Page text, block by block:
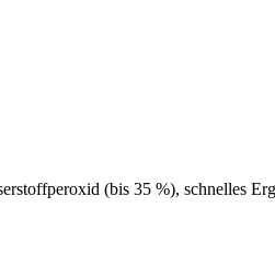
(bis 35 %), schnelles